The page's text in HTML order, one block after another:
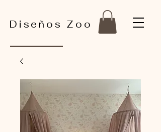
Diseños Zoo